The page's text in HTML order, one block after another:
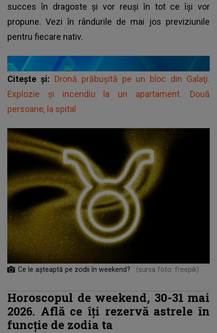
succes în dragoste și vor reuși în tot ce își vor
propune. Vezi în rândurile de mai jos previziunile
pentru fiecare nativ.
Citește și: Dronă prăbuşită pe un bloc din Galaţi.
Explozie şi incendiu la un apartament. Două
persoane, la spital
Ce le așteaptă pe zodii în weekend? (sursa foto: freepik)
Horoscopul de weekend, 30-31 mai
2026. Află ce îți rezervă astrele în
funcție de zodia ta